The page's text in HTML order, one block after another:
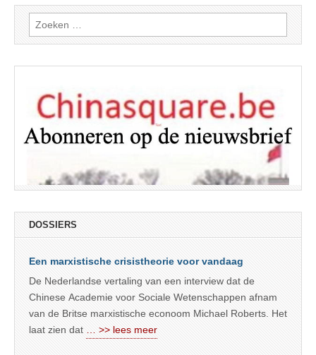
Zoeken
naar:
DOSSIERS
Een marxistische crisistheorie voor vandaag
De Nederlandse vertaling van een interview dat de
Chinese Academie voor Sociale Wetenschappen afnam
van de Britse marxistische econoom Michael Roberts. Het
laat zien dat
… >> lees meer